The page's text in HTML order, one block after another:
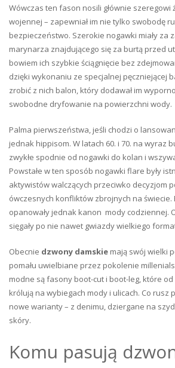
Wówczas ten fason nosili głównie szeregowi
wojennej – zapewniał im nie tylko swobodę
bezpieczeństwo. Szerokie nogawki miały za
marynarza znajdującego się za burtą przed
bowiem ich szybkie ściągnięcie bez
dzięki wykonaniu ze specjalnej pęczniejącej
zrobić z nich balon, który dodawał im
swobodne dryfowanie na powierzchni wody.
Palma pierwszeństwa, jeśli chodzi o
jednak hippisom. W latach 60. i 70. na wyraz
zwykłe spodnie od nogawki do kolan i
Powstałe w ten sposób nogawki flare były
aktywistów walczących przeciwko decyzjom
ówczesnych konfliktów zbrojnych na świecie.
opanowały jednak kanon mody codziennej.
sięgały po nie nawet gwiazdy wielkiego
Obecnie dzwony damskie mają swój wielki
pomału uwielbiane przez pokolenie
modne są fasony boot-cut i boot-leg, które
królują na wybiegach mody i ulicach. Co rusz
nowe warianty – z denimu, dziergane na
skóry.
Komu pasują